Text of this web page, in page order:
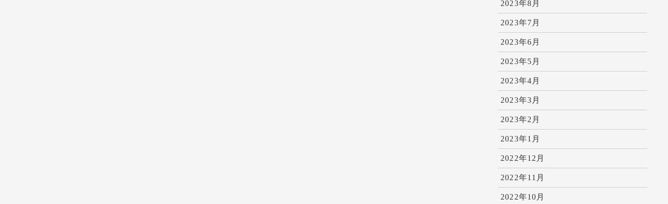
2023年8月
2023年7月
2023年6月
2023年5月
2023年4月
2023年3月
2023年2月
2023年1月
2022年12月
2022年11月
2022年10月